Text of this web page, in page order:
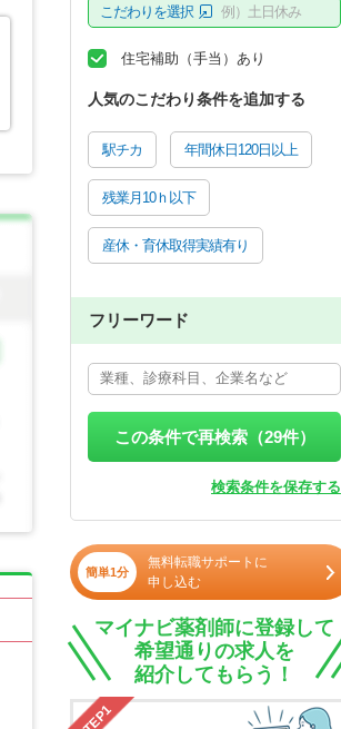
こだわりを選択 例）土日休み
住宅補助（手当）あり
人気のこだわり条件を追加する
駅チカ 年間休日120日以上
残業月10ｈ以下
産休・育休取得実績有り
フリーワード
この条件で再検索（29件）
検索条件を保存する
簡単1分
無料転職サポートに
申し込む
マイナビ薬剤師に登録して
希望通りの求人を
紹介してもらう！